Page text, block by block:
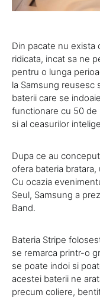
Din pacate nu exista
ridicata, incat sa ne
pentru o lunga
la Samsung reusesc
baterii care se
functionare cu 50
si al ceasurilor
Dupa ce au
ofera bateria
Cu ocazia
Seul, Samsung a
Band.
Bateria Stripe
se remarca printr-o
se poate indoi si
acestei baterii ne
precum coliere,